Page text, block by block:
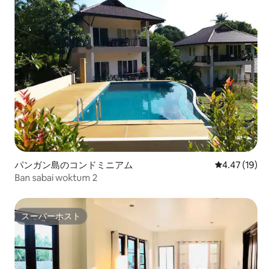
パンガン島のコンドミニアム レビュー19
4.47 (19)
Ban sabai woktum 2
スーパーホスト
スーパーホスト